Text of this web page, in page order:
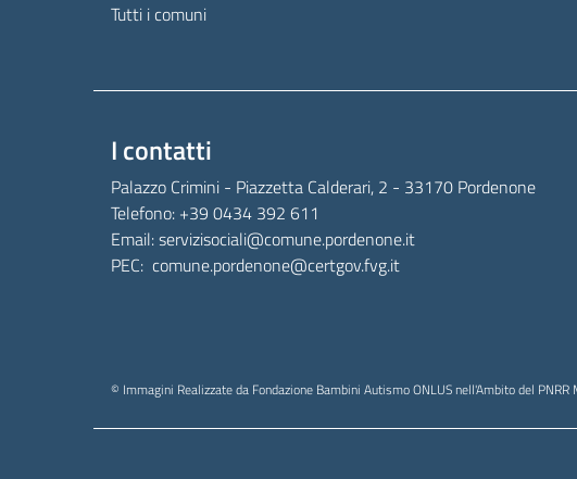
Tutti i comuni
I contatti
Palazzo Crimini - Piazzetta Calderari, 2 - 33170 Pordenone
Telefono: +39 0434 392 611
Email:servizisociali@comune.pordenone.it
PEC: comune.pordenone@certgov.fvg.it
© Immagini Realizzate da Fondazione Bambini Autismo ONLUS nell'Ambito del